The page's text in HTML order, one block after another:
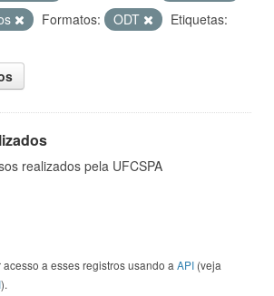
Formatos: ODT
Etiquetas:
realizados pela UFCSPA
a esses registros usando a API (veja
).